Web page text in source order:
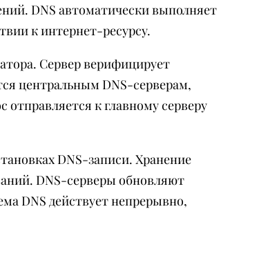
DNS автоматически выполняет
к интернет-ресурсу.
Сервер верифицирует
центральным DNS-серверам,
к главному серверу
DNS-записи. Хранение
DNS-серверы обновляют
DNS действует непрерывно,